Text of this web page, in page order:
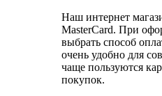
Наш интернет
MasterCard. При
выбрать способ
очень удобно для
чаще пользуются
покупок.